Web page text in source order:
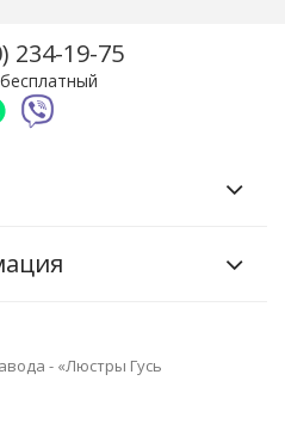
234-19-75
- «Люстры Гусь